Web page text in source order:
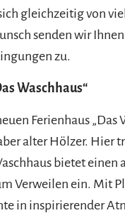
gleichzeitig von
senden wir
zu.
Waschhaus“
Ferienhaus „Das
alter Hölzer.
bietet
Verweilen ein. Mit
in inspirierender